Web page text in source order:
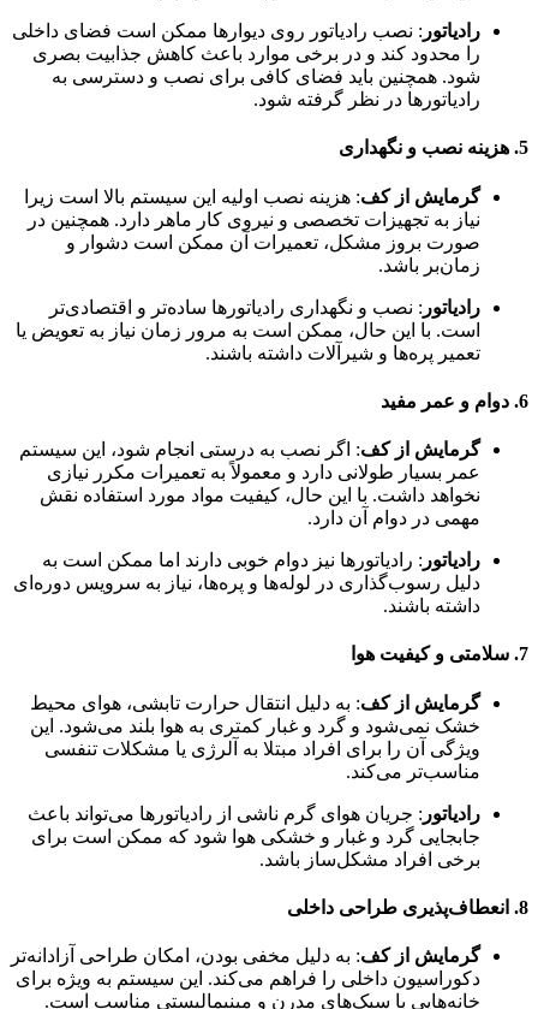
رادیاتور : نصب رادیاتور روی دیوارها ممکن است فضای داخلی
را محدود کند و در برخی موارد باعث کاهش جذابیت بصری
شود. همچنین باید فضای کافی برای نصب و دسترسی به
رادیاتورها در نظر گرفته شود.
5. هزینه نصب و نگهداری
گرمایش از کف: هزینه نصب اولیه این سیستم بالا است زیرا
نیاز به تجهیزات تخصصی و نیروی کار ماهر دارد. همچنین در
صورت بروز مشکل، تعمیرات آن ممکن است دشوار و
زمان‌بر باشد.
رادیاتور : نصب و نگهداری رادیاتورها ساده‌تر و اقتصادی‌تر
است. با این حال، ممکن است به مرور زمان نیاز به تعویض یا
تعمیر پره‌ها و شیرآلات داشته باشند.
6. دوام و عمر مفید
گرمایش از کف: اگر نصب به درستی انجام شود، این سیستم
عمر بسیار طولانی دارد و معمولاً به تعمیرات مکرر نیازی
نخواهد داشت. با این حال، کیفیت مواد مورد استفاده نقش
مهمی در دوام آن دارد.
رادیاتور : رادیاتورها نیز دوام خوبی دارند اما ممکن است به
دلیل رسوب‌گذاری در لوله‌ها و پره‌ها، نیاز به سرویس دوره‌ای
داشته باشند.
7. سلامتی و کیفیت هوا
گرمایش از کف: به دلیل انتقال حرارت تابشی، هوای محیط
خشک نمی‌شود و گرد و غبار کمتری به هوا بلند می‌شود. این
ویژگی آن را برای افراد مبتلا به آلرژی یا مشکلات تنفسی
مناسب‌تر می‌کند.
رادیاتور : جریان هوای گرم ناشی از رادیاتورها می‌تواند باعث
جابجایی گرد و غبار و خشکی هوا شود که ممکن است برای
برخی افراد مشکل‌ساز باشد.
8. انعطاف‌پذیری طراحی داخلی
گرمایش از کف: به دلیل مخفی بودن، امکان طراحی آزادانه‌تر
دکوراسیون داخلی را فراهم می‌کند. این سیستم به ویژه برای
خانه‌هایی با سبک‌های مدرن و مینیمالیستی مناسب است.